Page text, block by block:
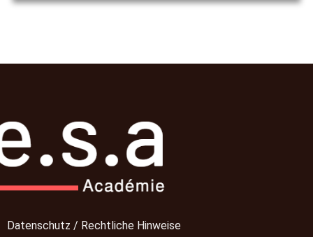
Datenschutz / Rechtliche Hinweise